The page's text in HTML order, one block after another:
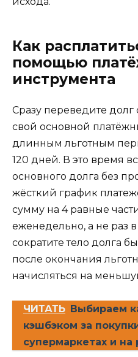
Как
помощью
инструмента
Сразу переведите долг
свой основной
длинным льготным
120 дней. В это время
основного долга без
жёсткий график
сумму на 4 равные
еженедельно, а не раз
сократите тело долга
после окончания
начисляться на
ЧИТАТЬ Выбираем
кэшбэком за
супермаркетах и на